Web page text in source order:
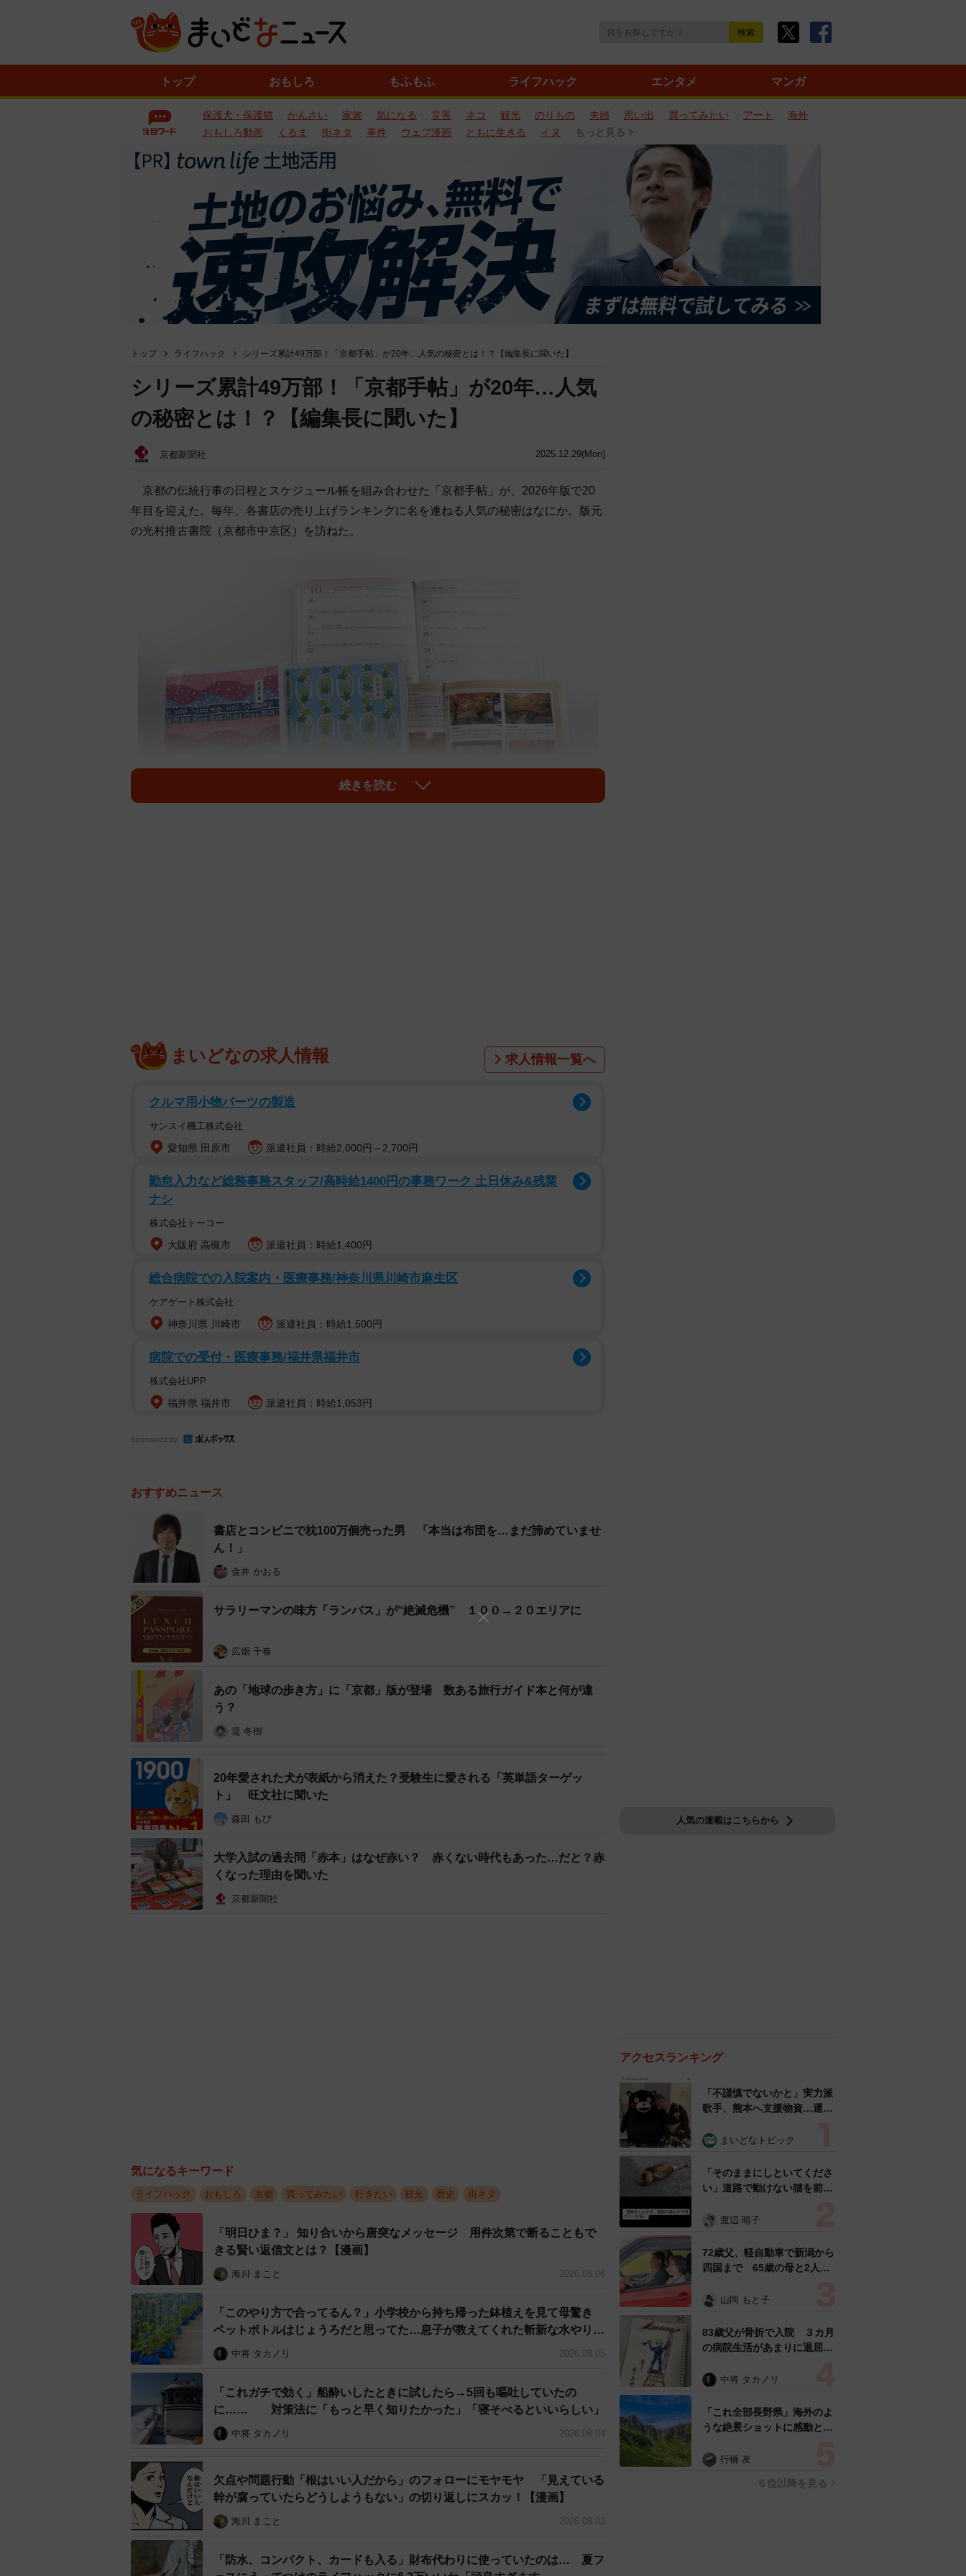
トップ おもしろ もふもふ ライフハック エンタメ マンガ
保護犬・保護猫 かんさい 家族 気になる 災害 ネコ 観光 のりもの 夫婦 思い出 買ってみたい アート
海外
おもしろ動画
くるま 街ネタ 事件 ウェブ漫画 ともに生きる イヌ もっと見る
トップ ライフハック シリーズ累計49万部！「京都手帖」が20年…人気の秘密とは！？【編集長に聞いた】
2025.12.29(Mon)
シリーズ累計49万部！「京都手帖」が20年…人気
の秘密とは！？【編集長に聞いた】
京都新聞社
京都の伝統行事の日程とスケジュール帳を組み合わせた「京都手帖」が、2026年版で20
年目を迎えた。毎年、各書店の売り上げランキングに名を連ねる人気の秘密はなにか。版元
の光村推古書院（京都市中京区）を訪ねた。
1887（明治20）年創業の「本田雲錦堂」をルーツとする老舗出版社。美術書を中心に出
認した。初版5千部で売り始めたが、即座に再版が決定。毎年の定番となった。
社寺から行事の情報が寄せられるようになり、内容がより充実した。最初は約220の社
寺、約500の行事を掲載したが、現在は約350の社寺、約1300の行事に増えている。
年間の行事スケジュールのほか、名物店や土産物などの多彩なコラムを掲載する。社寺、
アルしていることも特徴だ。
２００７年版から刊行してきた歴代の「京都手帖」を見つめる大西律子編集長（京都市中京区・光村推古書院）
2010年版からは、木版画工房「竹笹堂」（下京区）に表紙などの挿絵を依頼、ぬくもりの
ある木版画が人気を集めている。同時に、京都の書店だけで扱われる京都限定版と、全国共
続きを読む
まいどなの求人情報 求人情報一覧へ
クルマ用小物パーツの製造
サンスイ機工株式会社
愛知県 田原市 派遣社員：時給2,000円～2,700円
勤怠入力など総務事務スタッフ/高時給1400円の事務ワーク 土日休み&残業
ナシ
株式会社トーコー
大阪府 高槻市 派遣社員：時給1,400円
総合病院での入院案内・医療事務/神奈川県川崎市麻生区
ケアゲート株式会社
神奈川県 川崎市 派遣社員：時給1,500円
病院での受付・医療事務/福井県福井市
株式会社UPP
福井県 福井市 派遣社員：時給1,053円
Sponsored by
おすすめニュース
書店とコンビニで枕100万個売った男 「本当は布団を…まだ諦めていませ
ん！」
金井 かおる
サラリーマンの味方「ランパス」が“絶滅危機” １００→２０エリアに
広畑 千春
あの「地球の歩き方」に「京都」版が登場 数ある旅行ガイド本と何が違
う？
堤 冬樹
20年愛された犬が表紙から消えた？受験生に愛される「英単語ターゲッ
ト」 旺文社に聞いた
森田 もび
大学入試の過去問「赤本」はなぜ赤い？ 赤くない時代もあった…だと？赤
くなった理由を聞いた
京都新聞社
気になるキーワード
ライフハック おもしろ 京都 買ってみたい 行きたい 観光 歴史 街ネタ
「明日ひま？」 知り合いから唐突なメッセージ 用件次第で断ることもで
きる賢い返信文とは？【漫画】
海川 まこと 2026.08.06
「このやり方で合ってるん？」小学校から持ち帰った鉢植えを見て母驚き
ペットボトルはじょうろだと思ってた…息子が教えてくれた斬新な水やりと
は
中将 タカノリ 2026.08.05
「これガチで効く」船酔いしたときに試したら→5回も嘔吐していたの
に…… 対策法に「もっと早く知りたかった」「寝そべるといいらしい」
中将 タカノリ 2026.08.04
欠点や問題行動「根はいい人だから」のフォローにモヤモヤ 「見えている
幹が腐っていたらどうしようもない」の切り返しにスカッ！【漫画】
海川 まこと 2026.08.02
「防水、コンパクト、カードも入る」財布代わりに使っていたのは… 夏フ
人気の連載はこちらから
アクセスランキング
「不謹慎でないかと」実力派
歌手、熊本へ支援物資…運搬
めらい 「痛いほど伝わる」
まいどなトピック
「そのままにしといてくださ
い」道路で動けない猫を前に
ようとした4日間 「命の重
表の訴え
渡辺 晴子
72歳父、軽自動車で新潟から
四国まで 65歳の母と2人で
憩まで分刻み… 「大学生で
山岡 もと子
83歳父が骨折で入院 ３カ月
の病院生活があまりに退屈で
い！」→スケッチブックを見
すよ…」
中将 タカノリ
「これ全部長野県」海外のよ
うな絶景ショットに感動と反
ったんだって気づいた」
行橋 友
６位以降を見る